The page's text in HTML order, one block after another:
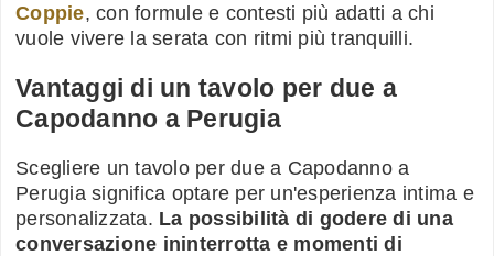
Coppie, con formule e contesti più adatti a chi
vuole vivere la serata con ritmi più tranquilli.
Vantaggi di un tavolo per due a
Capodanno a Perugia
Scegliere un tavolo per due a Capodanno a
Perugia significa optare per un'esperienza intima e
personalizzata. La possibilità di godere di una
conversazione ininterrotta e momenti di